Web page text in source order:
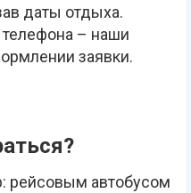
даты отдыха.
– наши
заявки.
рейсовым автобусом